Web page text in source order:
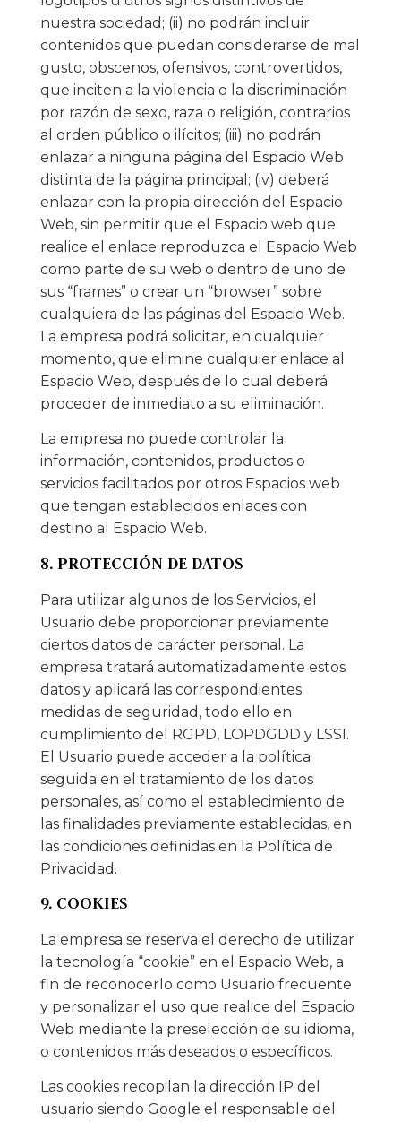
nuestra sociedad; (ii) no podrán incluir
contenidos que puedan considerarse de mal
gusto, obscenos, ofensivos, controvertidos,
que inciten a la violencia o la discriminación
por razón de sexo, raza o religión, contrarios
al orden público o ilícitos; (iii) no podrán
enlazar a ninguna página del Espacio Web
distinta de la página principal; (iv) deberá
enlazar con la propia dirección del Espacio
Web, sin permitir que el Espacio web que
realice el enlace reproduzca el Espacio Web
como parte de su web o dentro de uno de
sus “frames” o crear un “browser” sobre
cualquiera de las páginas del Espacio Web.
La empresa podrá solicitar, en cualquier
momento, que elimine cualquier enlace al
Espacio Web, después de lo cual deberá
proceder de inmediato a su eliminación.
La empresa no puede controlar la
información, contenidos, productos o
servicios facilitados por otros Espacios web
que tengan establecidos enlaces con
destino al Espacio Web.
8. PROTECCIÓN DE DATOS
Para utilizar algunos de los Servicios, el
Usuario debe proporcionar previamente
ciertos datos de carácter personal. La
empresa tratará automatizadamente estos
datos y aplicará las correspondientes
medidas de seguridad, todo ello en
cumplimiento del RGPD, LOPDGDD y LSSI.
El Usuario puede acceder a la política
seguida en el tratamiento de los datos
personales, así como el establecimiento de
las finalidades previamente establecidas, en
las condiciones definidas en la Política de
Privacidad.
9. COOKIES
La empresa se reserva el derecho de utilizar
la tecnología “cookie” en el Espacio Web, a
fin de reconocerlo como Usuario frecuente
y personalizar el uso que realice del Espacio
Web mediante la preselección de su idioma,
o contenidos más deseados o específicos.
Las cookies recopilan la dirección IP del
usuario siendo Google el responsable del